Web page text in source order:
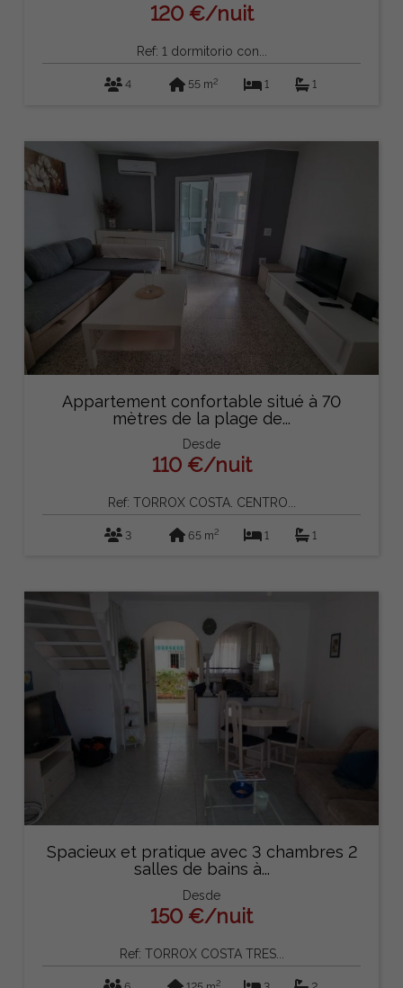
120 €/nuit
Ref: 1 dormitorio con...
4 55 m2 1 1
Appartement confortable situé à 70
mètres de la plage de...
Desde
110 €/nuit
Ref: TORROX COSTA. CENTRO...
3 65 m2 1 1
Spacieux et pratique avec 3 chambres 2
salles de bains à...
Desde
150 €/nuit
Ref: TORROX COSTA TRES...
2